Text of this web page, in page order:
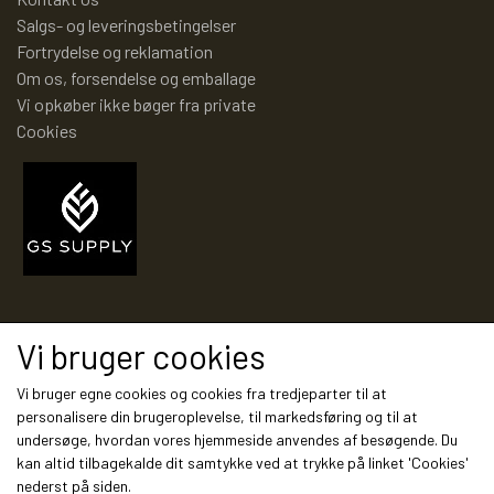
PIXI 100 - 199
PIXI 500 - 599
PIXI 600 - 699
ÆLLEBÆLLE BØGER
ÆLLEBÆLLEBØGER 100 - 199
ÆLLEBÆLLEBØGER I HARDBACK 277
-
Salgs- og leveringsbetingelser
Fortrydelse og reklamation
Om os, forsendelse og emballage
Vi opkøber ikke bøger fra private
Cookies
Modtag vores nyhedsbrev via e-mail
Tilmeld
Sociale medier
Vi bruger cookies
Vi bruger egne cookies og cookies fra tredjeparter til at
personalisere din brugeroplevelse, til markedsføring og til at
undersøge, hvordan vores hjemmeside anvendes af besøgende. Du
kan altid tilbagekalde dit samtykke ved at trykke på linket 'Cookies'
nederst på siden.